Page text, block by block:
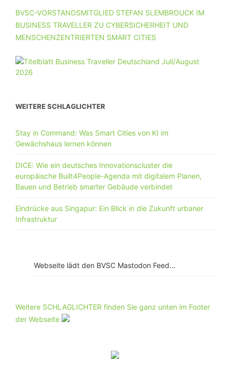
BVSC-VORSTANDSMITGLIED STEFAN SLEMBROUCK IM
BUSINESS TRAVELLER ZU CYBERSICHERHEIT UND
MENSCHENZENTRIERTEN SMART CITIES
WEITERE SCHLAGLICHTER
Stay in Command: Was Smart Cities von KI im
Gewächshaus lernen können
DICE: Wie ein deutsches Innovationscluster die
europäische Built4People-Agenda mit digitalem Planen,
Bauen und Betrieb smarter Gebäude verbindet
Eindrücke aus Singapur: Ein Blick in die Zukunft urbaner
Infrastruktur
Webseite lädt den BVSC Mastodon Feed...
Weitere SCHLAGLICHTER finden Sie ganz unten im Footer
der Webseite